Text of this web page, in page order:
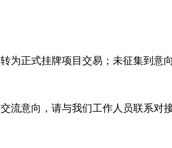
为正式挂牌项目交易 ；未征集到意
流意向，请与我们工作人员联系对接